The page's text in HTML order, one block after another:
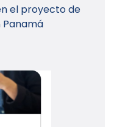
el proyecto de